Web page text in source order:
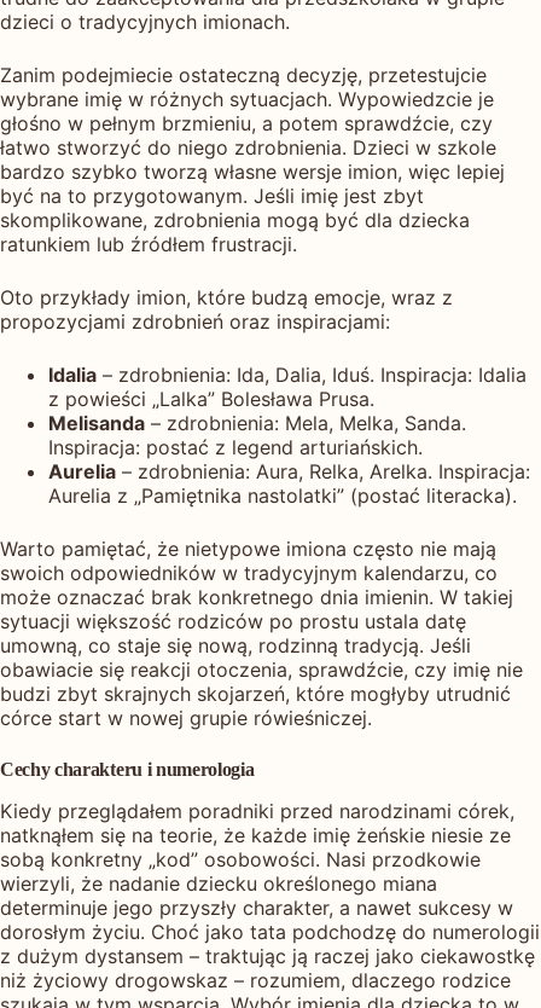
dzieci o tradycyjnych imionach.
Zanim podejmiecie ostateczną decyzję, przetestujcie
wybrane imię w różnych sytuacjach. Wypowiedzcie je
głośno w pełnym brzmieniu, a potem sprawdźcie, czy
łatwo stworzyć do niego zdrobnienia. Dzieci w szkole
bardzo szybko tworzą własne wersje imion, więc lepiej
być na to przygotowanym. Jeśli imię jest zbyt
skomplikowane, zdrobnienia mogą być dla dziecka
ratunkiem lub źródłem frustracji.
Oto przykłady imion, które budzą emocje, wraz z
propozycjami zdrobnień oraz inspiracjami:
Idalia – zdrobnienia: Ida, Dalia, Iduś. Inspiracja: Idalia
z powieści „Lalka” Bolesława Prusa.
Melisanda – zdrobnienia: Mela, Melka, Sanda.
Inspiracja: postać z legend arturiańskich.
Aurelia – zdrobnienia: Aura, Relka, Arelka. Inspiracja:
Aurelia z „Pamiętnika nastolatki” (postać literacka).
Warto pamiętać, że nietypowe imiona często nie mają
swoich odpowiedników w tradycyjnym kalendarzu, co
może oznaczać brak konkretnego dnia imienin. W takiej
sytuacji większość rodziców po prostu ustala datę
umowną, co staje się nową, rodzinną tradycją. Jeśli
obawiacie się reakcji otoczenia, sprawdźcie, czy imię nie
budzi zbyt skrajnych skojarzeń, które mogłyby utrudnić
córce start w nowej grupie rówieśniczej.
Cechy charakteru i numerologia
Kiedy przeglądałem poradniki przed narodzinami córek,
natknąłem się na teorie, że każde imię żeńskie niesie ze
sobą konkretny „kod” osobowości. Nasi przodkowie
wierzyli, że nadanie dziecku określonego miana
determinuje jego przyszły charakter, a nawet sukcesy w
dorosłym życiu. Choć jako tata podchodzę do numerologii
z dużym dystansem – traktując ją raczej jako ciekawostkę
niż życiowy drogowskaz – rozumiem, dlaczego rodzice